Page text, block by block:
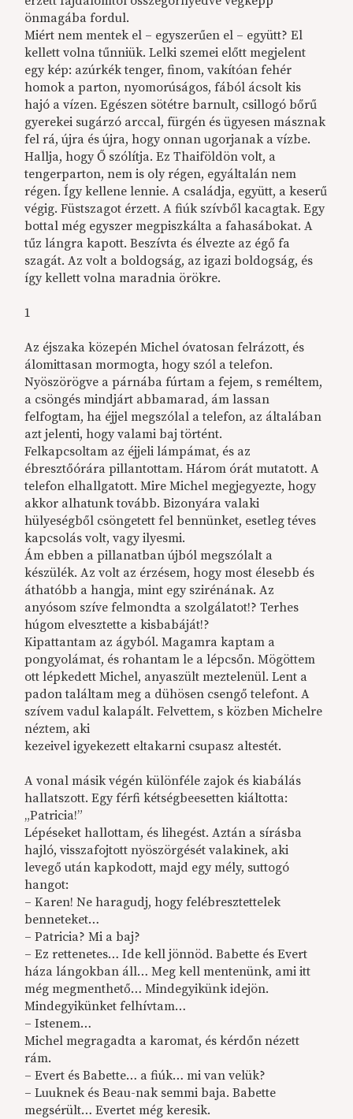
önmagába fordul.
Miért nem mentek el – egyszerűen el – együtt? El
kellett volna tűnniük. Lelki szemei előtt megjelent
egy kép: azúrkék tenger, finom, vakítóan fehér
homok a parton, nyomorúságos, fából ácsolt kis
hajó a vízen. Egészen sötétre barnult, csillogó bőrű
gyerekei sugárzó arccal, fürgén és ügyesen másznak
fel rá, újra és újra, hogy onnan ugorjanak a vízbe.
Hallja, hogy Ő szólítja. Ez Thaiföldön volt, a
tengerparton, nem is oly régen, egyáltalán nem
régen. Így kellene lennie. A családja, együtt, a keserű
végig. Füstszagot érzett. A fiúk szívből kacagtak. Egy
bottal még egyszer megpiszkálta a fahasábokat. A
tűz lángra kapott. Beszívta és élvezte az égő fa
szagát. Az volt a boldogság, az igazi boldogság, és
így kellett volna maradnia örökre.
1
Az éjszaka közepén Michel óvatosan felrázott, és
álomittasan mormogta, hogy szól a telefon.
Nyöszörögve a párnába fúrtam a fejem, s reméltem,
a csöngés mindjárt abbamarad, ám lassan
felfogtam, ha éjjel megszólal a telefon, az általában
azt jelenti, hogy valami baj történt.
Felkapcsoltam az éjjeli lámpámat, és az
ébresztőórára pillantottam. Három órát mutatott. A
telefon elhallgatott. Mire Michel megjegyezte, hogy
akkor alhatunk tovább. Bizonyára valaki
hülyeségből csöngetett fel bennünket, esetleg téves
kapcsolás volt, vagy ilyesmi.
Ám ebben a pillanatban újból megszólalt a
készülék. Az volt az érzésem, hogy most élesebb és
áthatóbb a hangja, mint egy szirénának. Az
anyósom szíve felmondta a szolgálatot!? Terhes
húgom elvesztette a kisbabáját!?
Kipattantam az ágyból. Magamra kaptam a
pongyolámat, és rohantam le a lépcsőn. Mögöttem
ott lépkedett Michel, anyaszült meztelenül. Lent a
padon találtam meg a dühösen csengő telefont. A
szívem vadul kalapált. Felvettem, s közben Michelre
néztem, aki
kezeivel igyekezett eltakarni csupasz altestét.
A vonal másik végén különféle zajok és kiabálás
hallatszott. Egy férfi kétségbeesetten kiáltotta:
„Patricia!”
Lépéseket hallottam, és lihegést. Aztán a sírásba
hajló, visszafojtott nyöszörgését valakinek, aki
levegő után kapkodott, majd egy mély, suttogó
hangot:
– Karen! Ne haragudj, hogy felébresztettelek
benneteket…
– Patricia? Mi a baj?
– Ez rettenetes… Ide kell jönnöd. Babette és Evert
háza lángokban áll… Meg kell mentenünk, ami itt
még megmenthető… Mindegyikünk idejön.
Mindegyikünket felhívtam…
– Istenem…
Michel megragadta a karomat, és kérdőn nézett
rám.
– Evert és Babette… a fiúk… mi van velük?
– Luuknek és Beau-nak semmi baja. Babette
megsérült… Evertet még keresik.